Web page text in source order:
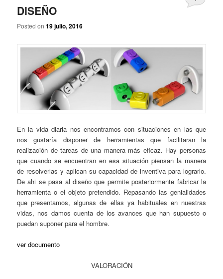
DISEÑO
Posted on19 julio, 2016
En la vida diaria nos encontramos con situaciones en las que
nos gustaría disponer de herramientas que facilitaran la
realización de tareas de una manera más eficaz. Hay personas
que cuando se encuentran en esa situación piensan la manera
de resolverlas y aplican su capacidad de inventiva para lograrlo.
De ahi se pasa al diseño que permite posteriormente fabricar la
herramienta o el objeto pretendido. Repasando las genialidades
que presentamos, algunas de ellas ya habituales en nuestras
vidas, nos damos cuenta de los avances que han supuesto o
puedan suponer para el hombre.
ver documento
VALORACIÓN